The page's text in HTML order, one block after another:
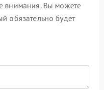
внимания. Вы можете
обязательно будет